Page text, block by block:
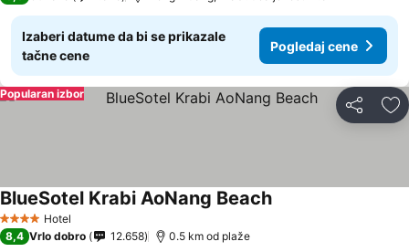
Izaberi datume da bi se prikazale
tačne cene
Pogledaj cene
Deli
Popularan izbor
4 ZvezdiceHotel
BlueSotel Krabi AoNang Beach
8,4 Vrlo dobro 12.658 0.5 km od plaže